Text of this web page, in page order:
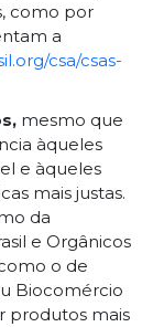
como por
a
csa/csas-
mesmo que
àqueles
e àqueles
mais justas.
da
e Orgânicos
o de
Biocomércio
produtos mais